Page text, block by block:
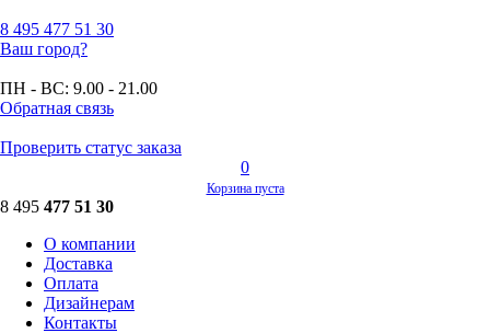
8 495 477 51 30
Ваш город?
ПН - ВС: 9.00 - 21.00
Обратная связь
Проверить статус заказа
0
Корзина пуста
8 495 477 51 30
О компании
Доставка
Оплата
Дизайнерам
Контакты